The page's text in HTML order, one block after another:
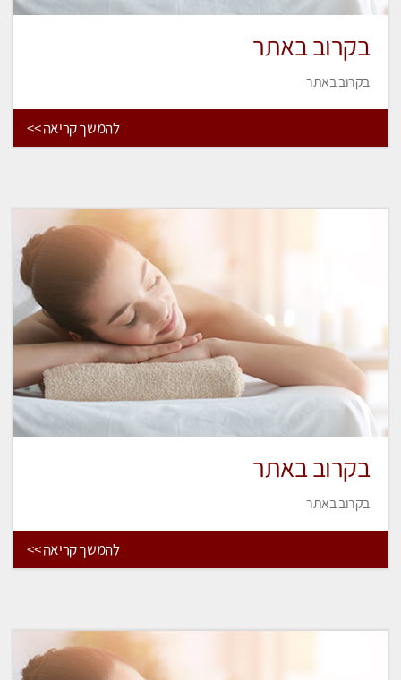
בקרוב באתר
בקרוב באתר
להמשך קריאה >>
בקרוב באתר
בקרוב באתר
להמשך קריאה >>